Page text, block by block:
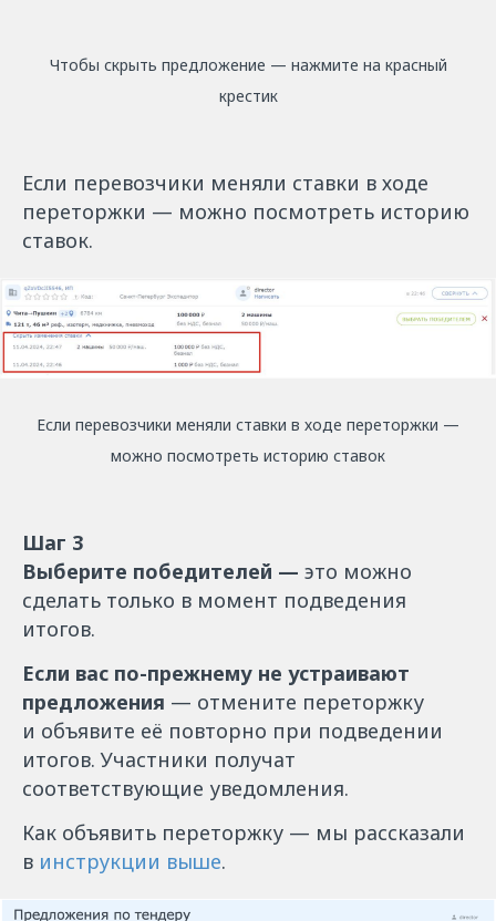
Чтобы скрыть предложение — нажмите на красный
крестик
Если перевозчики меняли ставки в ходе
переторжки — можно посмотреть историю
ставок.
Если перевозчики меняли ставки в ходе переторжки —
можно посмотреть историю ставок
Шаг 3
Выберите победителей — это можно
сделать только в момент подведения
итогов.
Если вас по-прежнему не устраивают
предложения — отмените переторжку
и объявите её повторно при подведении
итогов. Участники получат
соответствующие уведомления.
Как объявить переторжку — мы рассказали
в инструкции выше.